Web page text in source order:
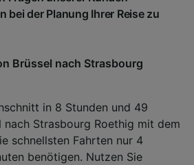
bei der Planung Ihrer Reise zu
Brüssel nach Strasbourg
in 8 Stunden und 49
nach Strasbourg Roethig mit dem
schnellsten Fahrten nur 4
benötigen. Nutzen Sie